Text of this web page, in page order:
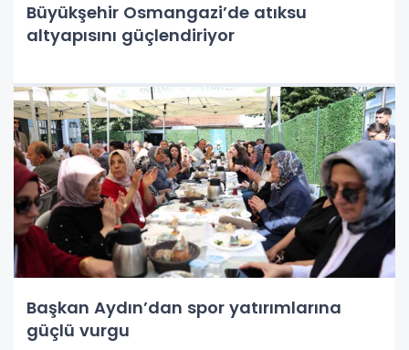
Büyükşehir Osmangazi’de atıksu
altyapısını güçlendiriyor
Başkan Aydın’dan spor yatırımlarına
güçlü vurgu